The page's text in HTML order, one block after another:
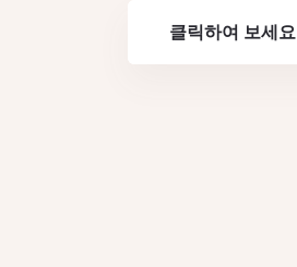
클릭하여 보세요
클릭하여 보세요